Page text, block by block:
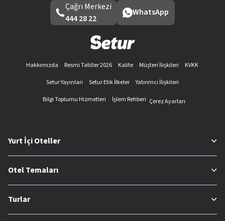
Çağrı Merkezi
444 28 22
WhatsApp
Hakkımızda Resmi Tatiller 2026 Kalite Müşteri İlişkileri
KVKK
Setur Yayınları
Setur Etik İlkeler
Yatırımcı İlişkileri
Bilgi Toplumu Hizmetleri
İşlem Rehberi Çerez Ayarları
Yurt İçi Oteller
Otel Temaları
Turlar